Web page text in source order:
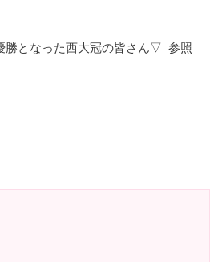
勝となった西大冠の皆さん▽ 参照